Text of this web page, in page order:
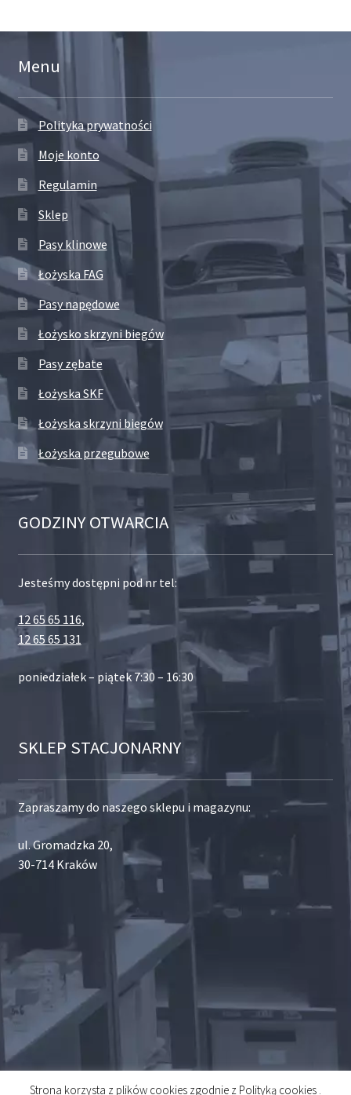
Menu
Polityka prywatności
Moje konto
Regulamin
Sklep
Pasy klinowe
Łożyska FAG
Pasy napędowe
Łożysko skrzyni biegów
Pasy zębate
Łożyska SKF
Łożyska skrzyni biegów
Łożyska przegubowe
GODZINY OTWARCIA
Jesteśmy dostępni pod nr tel:
12 65 65 116,
12 65 65 131
poniedziałek – piątek 7:30 – 16:30
SKLEP STACJONARNY
Zapraszamy do naszego sklepu i magazynu:
ul. Gromadzka 20,
30-714 Kraków
Strona korzysta z plików cookies zgodnie z Polityką cookies .